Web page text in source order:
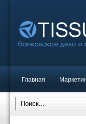
Главная